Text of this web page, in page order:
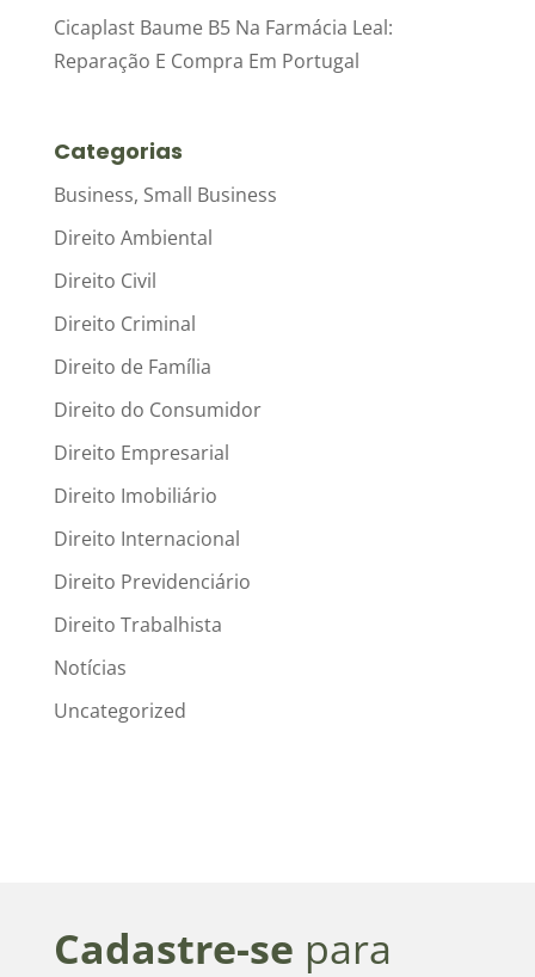
Cicaplast Baume B5 Na Farmácia Leal:
Reparação E Compra Em Portugal
Categorias
Business, Small Business
Direito Ambiental
Direito Civil
Direito Criminal
Direito de Família
Direito do Consumidor
Direito Empresarial
Direito Imobiliário
Direito Internacional
Direito Previdenciário
Direito Trabalhista
Notícias
Uncategorized
Cadastre-se para